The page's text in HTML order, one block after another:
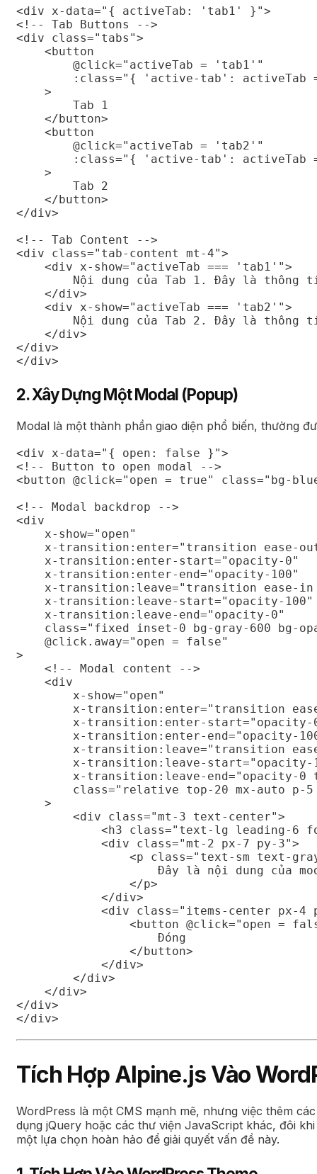
<div x-data="{ activeTab: 'tab1' }">
<!-- Tab Buttons -->
<div class="tabs">
    <button
        @click="activeTab = 'tab1'"
:class="{ 'active-tab': activeTab
    >
        Tab 1
    </button>
    <button
        @click="activeTab = 'tab2'"
:class="{ 'active-tab': activeTab
    >
        Tab 2
    </button>
</div>
<!-- Tab Content -->
<div class="tab-content mt-4">
    <div x-show="activeTab === 'tab1'">
Nội dung của Tab 1. Đây là thông
    </div>
    <div x-show="activeTab === 'tab2'">
Nội dung của Tab 2. Đây là thông
    </div>
</div>
</div>
2. Xây Dựng Một Modal (Popup)
Modal là một thành phần giao diện phổ biến, thường
<div x-data="{ open: false }">
<!-- Button to open modal -->
<button @click="open = true" class="bg-
<!-- Modal backdrop -->
<div
    x-show="open"
x-transition:enter="transition ease-
    x-transition:enter-start="opacity-0"
    x-transition:enter-end="opacity-100"
x-transition:leave="transition ease-
    x-transition:leave-start="opacity-100"
    x-transition:leave-end="opacity-0"
class="fixed inset-0 bg-gray-600 bg-
    @click.away="open = false"
>
    <!-- Modal content -->
    <div
        x-show="open"
x-transition:enter="transition
x-transition:enter-
x-transition:enter-end="opacity-
x-transition:leave="transition
x-transition:leave-
x-transition:leave-end="opacity-0
class="relative top-20 mx-auto p-
    >
        <div class="mt-3 text-center">
<h3 class="text-lg leading-6
            <div class="mt-2 px-7 py-3">
<p class="text-sm text-
Đây là nội dung của
                </p>
            </div>
<div class="items-center px-4
<button @click="open =
                    Đóng
                </button>
            </div>
        </div>
    </div>
</div>
</div>
Tích Hợp Alpine.js Vào
WordPress là một CMS mạnh mẽ, nhưng việc thêm
dụng jQuery hoặc các thư viện JavaScript khác, đôi
một lựa chọn hoàn hảo để giải quyết vấn đề này.